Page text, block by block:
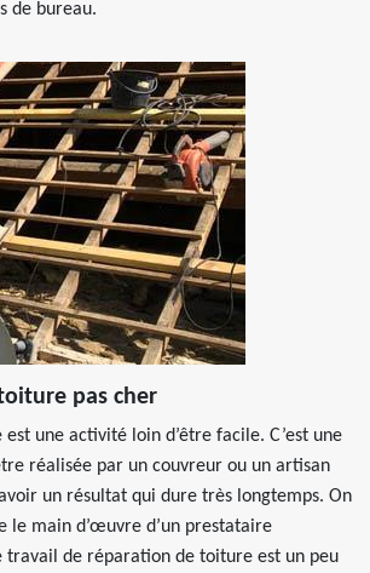
de bureau.
pas cher
une activité loin d’être facile. C’est une
réalisée par un couvreur ou un artisan
un résultat qui dure très longtemps. On
le main d’œuvre d’un prestataire
travail de réparation de toiture est un peu